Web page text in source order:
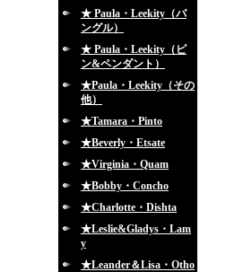
★ Paula・Leekity（バ
ングル）
★ Paula・Leekity（ピ
ン&ペンダント）
★Paula・Leekity（その
他）
★Tamara・Pinto
★Beverly・Etsate
★Virginia・Quam
★Bobby・Concho
★Charlotte・Dishta
★Leslie&Gladys・Lam
y
★Leander＆Lisa・Otho